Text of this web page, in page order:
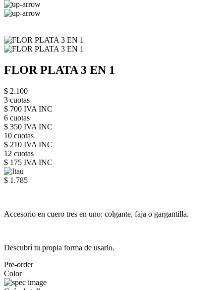
FLOR PLATA 3 EN 1
$ 2.100
3 cuotas
$ 700 IVA INC
6 cuotas
$ 350 IVA INC
10 cuotas
$ 210 IVA INC
12 cuotas
$ 175 IVA INC
$ 1.785
Accesorio en cuero tres en uno: colgante, faja o gargantilla.
Descubrí tu propia forma de usarlo.
Pre-order
Color